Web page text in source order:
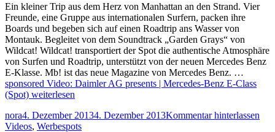
Ein kleiner Trip aus dem Herz von Manhattan an den Strand. Vier
Freunde, eine Gruppe aus internationalen Surfern, packen ihre
Boards und begeben sich auf einen Roadtrip ans Wasser von
Montauk. Begleitet von dem Soundtrack „Garden Grays“ von
Wildcat! Wildcat! transportiert der Spot die authentische Atmosphäre
von Surfen und Roadtrip, unterstützt von der neuen Mercedes Benz
E-Klasse. Mb! ist das neue Magazine von Mercedes Benz. …
sponsored Video: Daimler AG presents | Mercedes-Benz E-Class
(Spot) weiterlesen
nora4. Dezember 20134. Dezember 2013Kommentar hinterlassen
Videos, Werbespots